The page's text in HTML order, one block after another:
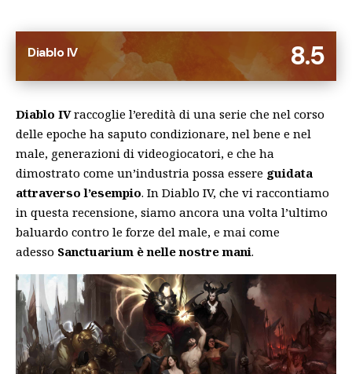
8.5
Diablo IV
Diablo IVraccoglie l’eredità di una serie che nel corso
delle epoche ha saputo condizionare, nel bene e nel
male, generazioni di videogiocatori, e che ha
dimostrato come un’industria possa essere guidata
attraverso l’esempio. In Diablo IV, che vi raccontiamo
in questa recensione, siamo ancora una volta l’ultimo
baluardo contro le forze del male, e mai come
adesso Sanctuarium è nelle nostre mani.